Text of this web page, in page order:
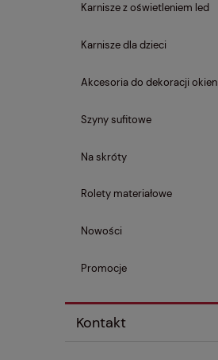
Karnisze z oświetleniem led
Karnisze dla dzieci
Akcesoria do dekoracji okien
Szyny sufitowe
Na skróty
Rolety materiałowe
Nowości
Promocje
Kontakt